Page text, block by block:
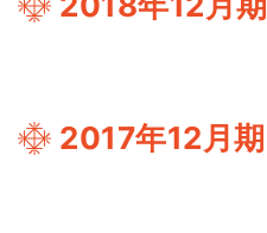
2017年12月期